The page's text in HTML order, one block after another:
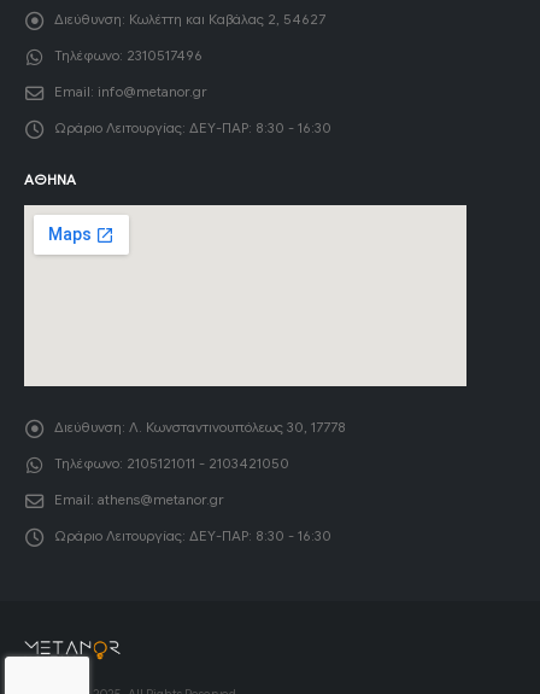
Διεύθυνση: Κωλέττη και Καβάλας 2, 54627
Τηλέφωνο: 2310517496
Email: info@metanor.gr
Ωράριο Λειτουργίας: ΔΕΥ-ΠΑΡ: 8:30 - 16:30
ΑΘΉΝΑ
Διεύθυνση: Λ. Κωνσταντινουπόλεως 30, 17778
Τηλέφωνο: 2105121011 - 2103421050
Email: athens@metanor.gr
Ωράριο Λειτουργίας: ΔΕΥ-ΠΑΡ: 8:30 - 16:30